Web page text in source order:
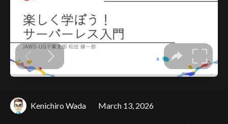
Kenichiro Wada March 13, 2026